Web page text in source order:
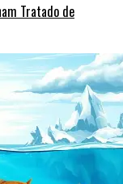
Tratado de